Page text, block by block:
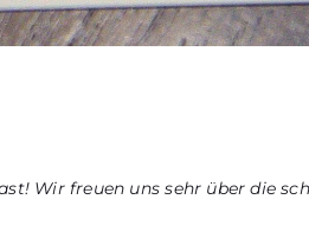
Wir freuen uns sehr über die